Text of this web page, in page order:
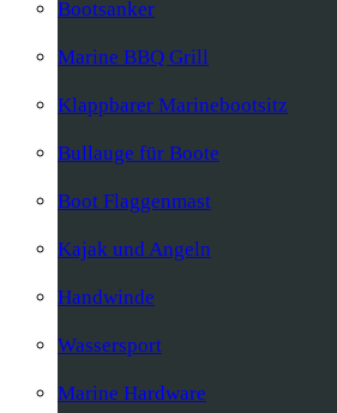
Bootsanker
Marine BBQ Grill
Klappbarer Marinebootsitz
Bullauge für Boote
Boot Flaggenmast
Kajak und Angeln
Handwinde
Wassersport
Marine Hardware